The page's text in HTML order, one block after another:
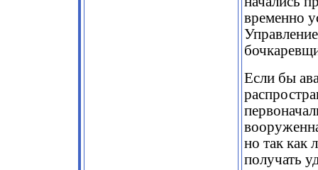
временно
Если бы
но так как
получать